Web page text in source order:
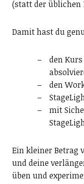
(statt der üblichen
Damit hast du
den
den
mit
Ein kleiner Betrag
und deine
üben und